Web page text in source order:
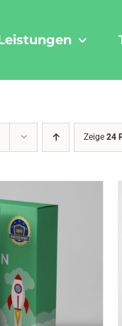
Zeige 24